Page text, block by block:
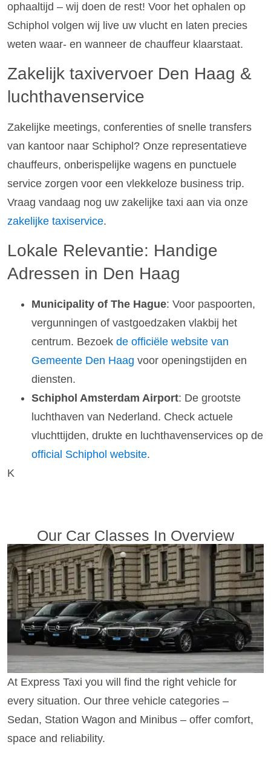
ophaaltijd – wij doen de rest! Voor het ophalen op
Schiphol volgen wij live uw vlucht en laten precies
weten waar- en wanneer de chauffeur klaarstaat.
Zakelijk taxivervoer Den Haag &
luchthavenservice
Zakelijke meetings, conferenties of snelle transfers
van kantoor naar Schiphol? Onze representatieve
chauffeurs, onberispelijke wagens en punctuele
service zorgen voor een vlekkeloze business trip.
Vraag vandaag nog uw zakelijke taxi aan via onze
zakelijke taxiservice.
Lokale Relevantie: Handige
Adressen in Den Haag
Municipality of The Hague: Voor paspoorten,
vergunningen of vastgoedzaken vlakbij het
centrum. Bezoek de officiële website van
Gemeente Den Haag voor openingstijden en
diensten.
Schiphol Amsterdam Airport: De grootste
luchthaven van Nederland. Check actuele
vluchttijden, drukte en luchthavenservices op de
official Schiphol website.
K
Our Car Classes In Overview
At Express Taxi you will find the right vehicle for
every situation. Our three vehicle categories –
Sedan, Station Wagon and Minibus – offer comfort,
space and reliability.